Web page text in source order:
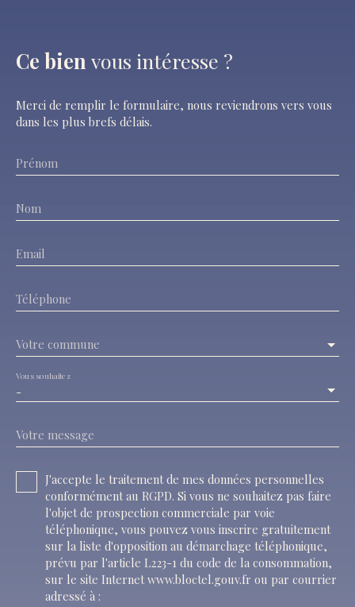
Ce bien vous intéresse ?
Merci de remplir le formulaire, nous reviendrons vers vous
dans les plus brefs délais.
Prénom
Nom
Email
Téléphone
Votre commune
-
Vous souhaitez
Votre message
J'accepte le traitement de mes données personnelles
conformément au RGPD. Si vous ne souhaitez pas faire
l'objet de prospection commerciale par voie
téléphonique, vous pouvez vous inscrire gratuitement
sur la liste d'opposition au démarchage téléphonique,
prévu par l'article L223-1 du code de la consommation,
sur le site Internet www.bloctel.gouv.fr ou par courrier
adressé à :